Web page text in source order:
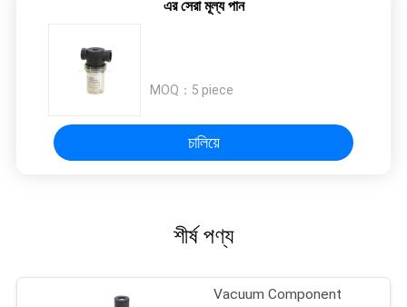
এর সেরা মূল্য পান
MOQ： 5 piece
চালিয়ে
শীর্ষ পণ্য
Vacuum Component